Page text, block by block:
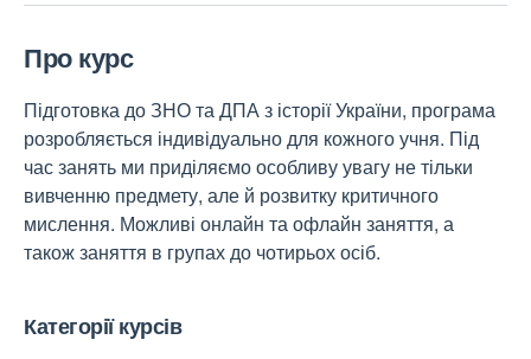
Про курс
Підготовка до ЗНО та ДПА з історії України, програма
розробляється індивідуально для кожного учня. Під
час занять ми приділяємо особливу увагу не тільки
вивченню предмету, але й розвитку критичного
мислення. Можливі онлайн та офлайн заняття, а
також заняття в групах до чотирьох осіб.
Категорії курсів